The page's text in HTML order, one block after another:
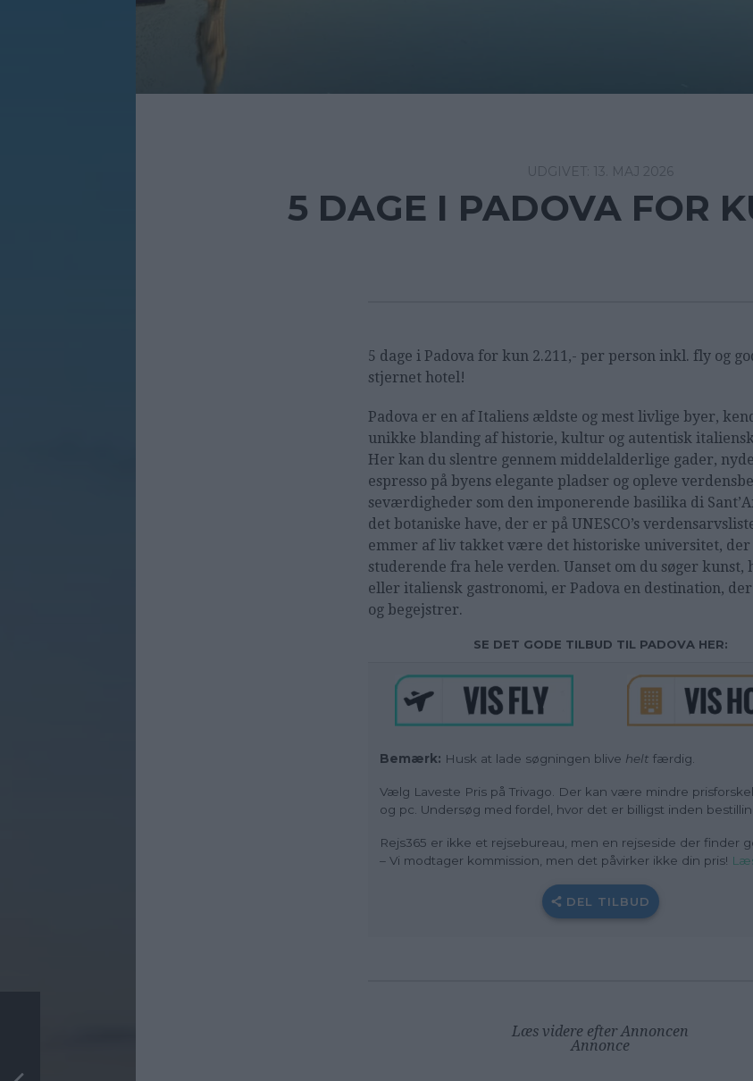
13. MAJ 2026
5 DAGE I PADOVA FOR
5 dage i Padova for kun 2.211,- per person inkl. fly og
stjernet hotel!
Padova er en af Italiens ældste og mest livlige byer,
unikke blanding af historie, kultur og autentisk
Her kan du slentre gennem middelalderlige gader,
espresso på byens elegante pladser og opleve
seværdigheder som den imponerende basilika di
det botaniske have, der er på UNESCO’s
emmer af liv takket være det historiske universitet,
studerende fra hele verden. Uanset om du søger kunst,
eller italiensk gastronomi, er Padova en destination,
og begejstrer.
SE DET GODE TILBUD TIL PADOVA HER:
Bemærk: Husk at lade søgningen blive helt færdig.
Vælg Laveste Pris på Trivago. Der kan være mindre
og pc. Undersøg med fordel, hvor det er billigst inden
Rejs365 er ikke et rejsebureau, men en rejseside der finder
– Vi modtager kommission, men det påvirker ikke din pris!
DEL TILBUD
Læs videre efter Annoncen
Annonce